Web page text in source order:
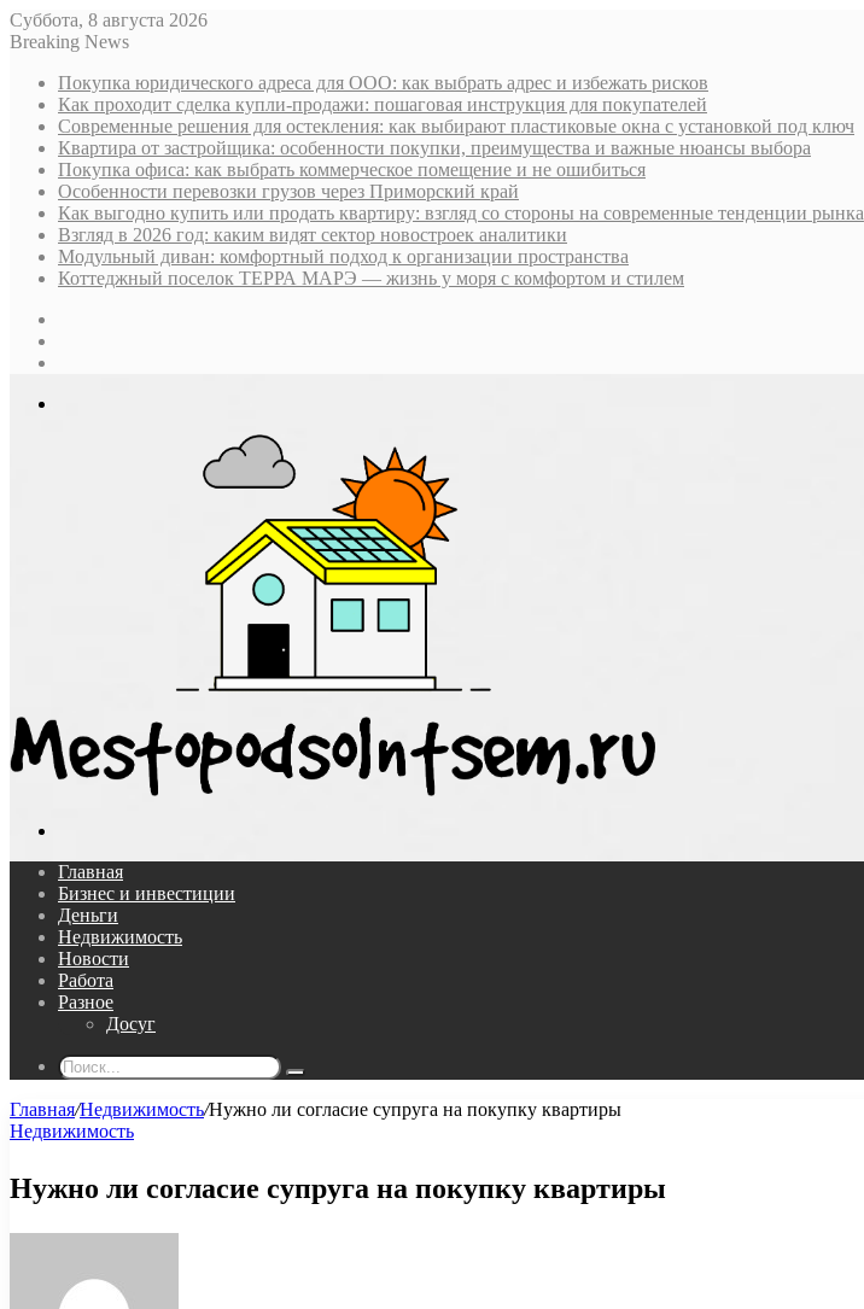
Суббота, 8 августа 2026
Breaking News
Покупка юридического адреса для ООО: как выбрать адрес и избежать рисков
Как проходит сделка купли-продажи: пошаговая инструкция для покупателей
Современные решения для остекления: как выбирают пластиковые окна с установкой под ключ
Квартира от застройщика: особенности покупки, преимущества и важные нюансы выбора
Покупка офиса: как выбрать коммерческое помещение и не ошибиться
Особенности перевозки грузов через Приморский край
Как выгодно купить или продать квартиру: взгляд со стороны на современные тенденции рынка
Взгляд в 2026 год: каким видят сектор новостроек аналитики
Модульный диван: комфортный подход к организации пространства
Коттеджный поселок ТЕРРА МАРЭ — жизнь у моря с комфортом и стилем
Главная
Бизнес и инвестиции
Деньги
Недвижимость
Новости
Работа
Разное
Досуг
Поиск...
Главная/Недвижимость/Нужно ли согласие супруга на покупку квартиры
Недвижимость
Нужно ли согласие супруга на покупку квартиры